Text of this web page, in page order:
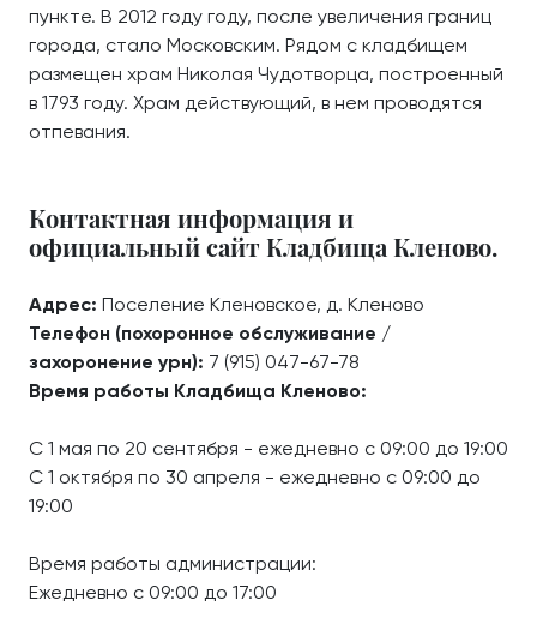
пункте. В 2012 году году, после увеличения границ
города, стало Московским. Рядом с кладбищем
размещен храм Николая Чудотворца, построенный
в 1793 году. Храм действующий, в нем проводятся
отпевания.
Контактная информация и
официальный сайт Кладбища Кленово.
Адрес: Поселение Кленовское, д. Кленово
Телефон (похоронное обслуживание /
захоронение урн): 7 (915) 047-67-78
Время работы Кладбища Кленово:
С 1 мая по 20 сентября - ежедневно с 09:00 до 19:00
С 1 октября по 30 апреля - ежедневно с 09:00 до
19:00
Время работы администрации:
Ежедневно с 09:00 до 17:00